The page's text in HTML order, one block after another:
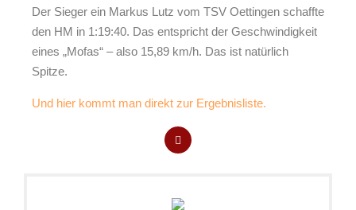
Der Sieger ein Markus Lutz vom TSV Oettingen schaffte
den HM in 1:19:40. Das entspricht der Geschwindigkeit
eines „Mofas“ – also 15,89 km/h. Das ist natürlich
Spitze.
Und hier kommt man direkt zur Ergebnisliste.